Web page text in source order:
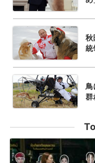
秋
統
鳥
群